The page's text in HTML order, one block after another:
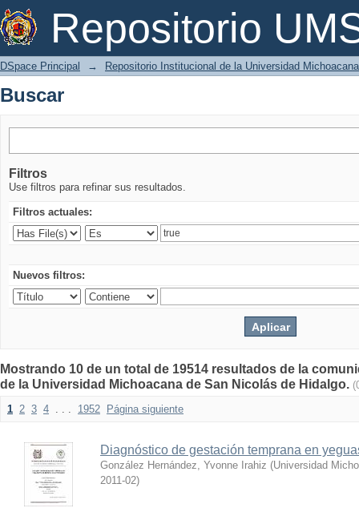
Repositorio
Buscar
DSpace Principal → Repositorio Institucional de la Universidad
Buscar
Filtros
Use filtros para refinar sus resultados.
Filtros actuales:
Nuevos filtros:
Mostrando 10 de un total de 19514 resultados de la
de la Universidad Michoacana de San Nicolás de Hidalgo.
1 2 3 4 . . . 1952 Página siguiente
Diagnóstico de gestación temprana en
González Hernández, Yvonne Irahiz (Universidad
2011-02)